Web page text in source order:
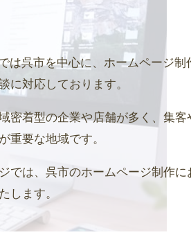
は呉市を中心に、ホームページ制
に対応しております。
密着型の企業や店舗が多く、集
重要な地域です。
では、呉市のホームページ制作
します。